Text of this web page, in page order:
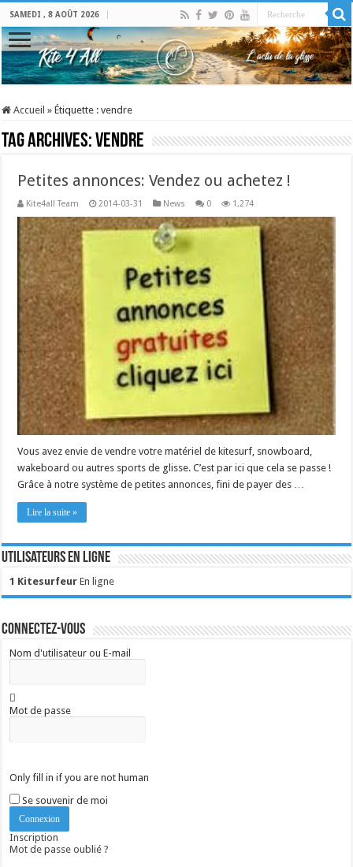
SAMEDI , 8 AOÛT 2026
Accueil » Étiquette :vendre
Tag Archives:vendre
Petites annonces: Vendez ou achetez !
Kite4all Team 2014-03-31 News 0 1,274
Vous avez envie de vendre votre matériel de kitesurf, snowboard,
wakeboard ou autres sports de glisse. C’est par ici que cela se passe !
Grâce à notre système de petites annonces, fini de payer des …
Lire la suite »
Utilisateurs en ligne
1 Kitesurfeur En ligne
Connectez-vous
Nom d'utilisateur ou E-mail
Mot de passe
Only fill in if you are not human
Se souvenir de moi
Inscription
Mot de passe oublié ?